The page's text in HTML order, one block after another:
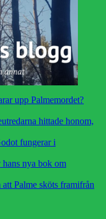
upp Palmemordet?
hittade honom,
fungerar i
hans nya bok om
Palme sköts framifrån